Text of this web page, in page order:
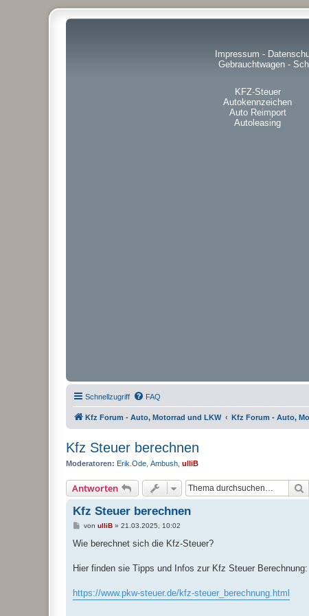
Impressum -
Gebrauchtwagen -
KFZ-Steuer
Autokennzeichen
Auto Reimport
Autoleasing
Schnellzugriff FAQ
Kfz Forum - Auto, Motorrad und LKW Kfz Forum - Auto,
Kfz Steuer berechnen
Moderatoren: Erik.Ode Ambush ulliB
Antworten
Kfz Steuer berechnen
B
i
a
von ulliB» 21.03.2025, 10:02
Wie berechnet sich die Kfz-Steuer?
Hier finden sie Tipps und Infos zur Kfz Steuer Berechnung:
https://www.pkw-steuer.de/kfz-steuer_berechnung.html